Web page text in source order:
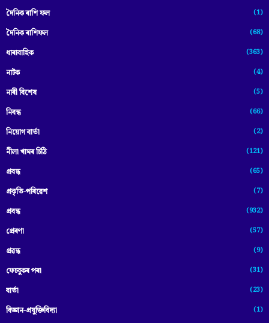
দৈনিক ৰাশি ফল (1)
দৈনিক ৰাশিফল (68)
ধাৰাবাহিক (363)
নাটক (4)
নাৰী বিশেষ (5)
নিবন্ধ (66)
নিয়োগ বাৰ্তা (2)
নীলা খামৰ চিঠি (121)
প্রবন্ধ (65)
প্ৰকৃতি-পৰিৱেশ (7)
প্ৰবন্ধ (932)
প্ৰেৰণা (57)
প্ৰৱন্ধ (9)
ফেচবুকৰ পৰা (31)
বাৰ্তা (23)
বিজ্ঞান-প্রযুক্তিবিদ্যা (1)